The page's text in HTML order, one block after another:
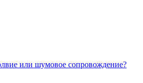
или шумовое сопровождение?